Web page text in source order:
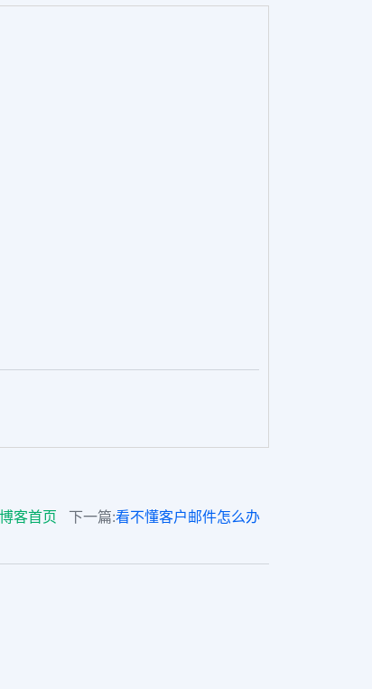
博客首页 下一篇:看不懂客户邮件怎么办